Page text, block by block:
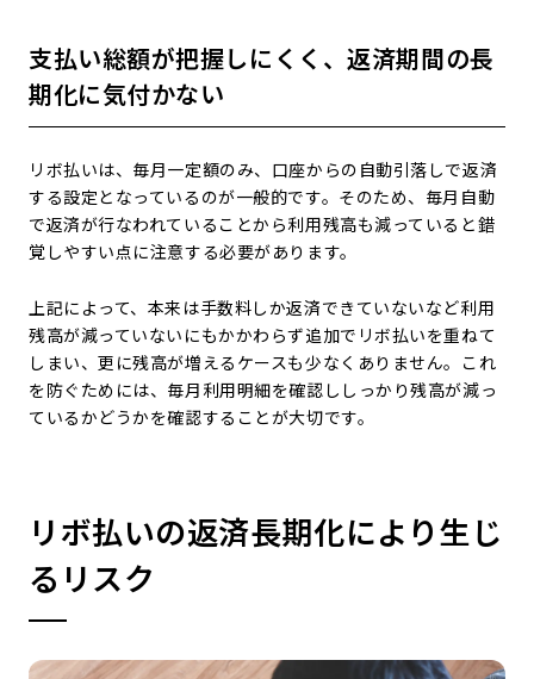
支払い総額が把握しにくく、返済期間の長
期化に気付かない
リボ払いは、毎月一定額のみ、口座からの自動引落しで返済
する設定となっているのが一般的です。そのため、毎月自動
で返済が行なわれていることから利用残高も減っていると錯
覚しやすい点に注意する必要があります。
上記によって、本来は手数料しか返済できていないなど利用
残高が減っていないにもかかわらず追加でリボ払いを重ねて
しまい、更に残高が増えるケースも少なくありません。これ
を防ぐためには、毎月利用明細を確認ししっかり残高が減っ
ているかどうかを確認することが大切です。
リボ払いの返済長期化により生じ
るリスク